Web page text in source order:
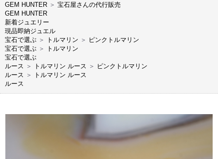
GEM HUNTER ＞ 宝石屋さんの代行販売
GEM HUNTER
新着ジュエリー
現品即納ジュエル
宝石で選ぶ ＞ トルマリン ＞ ピンクトルマリン
宝石で選ぶ ＞
トルマリン
宝石で選ぶ
ルース ＞ トルマリン ルース ＞ ピンクトルマリン
ルース ＞
トルマリン ルース
ルース